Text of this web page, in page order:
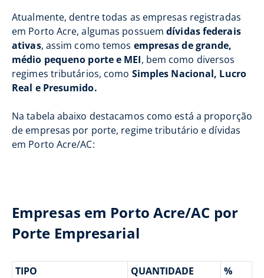
Atualmente, dentre todas as empresas registradas
em Porto Acre, algumas possuemdívidas federais
ativas, assim como temos empresas de grande,
médio pequeno porte e MEI, bem como diversos
regimes tributários, como Simples Nacional, Lucro
Real e Presumido.
Na tabela abaixo destacamos como está a proporção
de empresas por porte, regime tributário e dívidas
em Porto Acre/AC:
Empresas em Porto Acre/AC por
Porte Empresarial
TIPO QUANTIDADE %